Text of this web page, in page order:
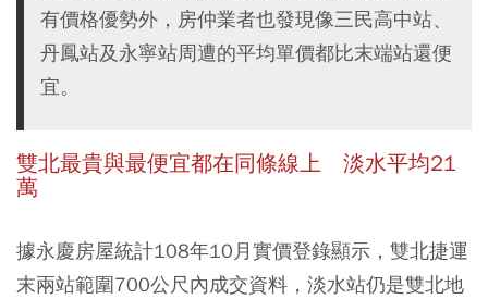
有價格優勢外，房仲業者也發現像三民高中站、
丹鳳站及永寧站周遭的平均單價都比末端站還便
宜。
雙北最貴與最便宜都在同條線上 淡水平均21
萬
據永慶房屋統計108年10月實價登錄顯示，雙北捷運
末兩站範圍700公尺內成交資料，淡水站仍是雙北地